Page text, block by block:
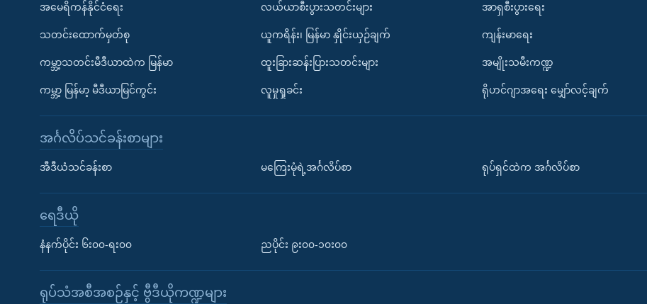
အမေရိကန်နိုင်ငံရေး
သတင်းထောက်မှတ်စု
ကမ္ဘာ့သတင်းမီဒီယာထဲက မြန်မာ
ကမ္ဘာ့ မြန်မာ့ မီဒီယာမြင်ကွင်း
လယ်ယာစီးပွားသတင်းများ
ယူကရိန်း၊ မြန်မာ နှိုင်းယှဉ်ချက်
ထူးခြားဆန်းပြားသတင်းများ
လူမှုရှုခင်း
အာရှစီးပွားရေး
ကျန်းမာရေး
အမျိုးသမီးကဏ္ဍ
ရိုဟင်ဂျာအရေး မျှော်လင့်ချက်
အင်္ဂလိပ်သင်ခန်းစာများ
အီဒီယံသင်ခန်းစာ မကြေးမုံရဲ့အင်္ဂလိပ်စာ ရုပ်ရှင်ထဲက အင်္ဂလိပ်စာ
ရေဒီယို
နံနက်ပိုင်း ၆း၀၀-ရး၀၀ ညပိုင်း ၉း၀၀-၁၀း၀၀
ရုပ်သံအစီအစဉ်နှင့် ဗွီဒီယိုကဏ္ဍများ